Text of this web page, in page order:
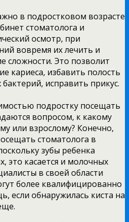
в подростковом возрасте
стоматолога и
осмотр, при
вовремя их лечить и
сложности. Это позволит
кариеса, избавить полость
исправить прикус.
подростку посещать
вопросом, к какому
или взрослому? Конечно,
стоматолога в
зубы ребенка
это касается и молочных
в своей области
более квалифицированно
если обнаружилась киста на